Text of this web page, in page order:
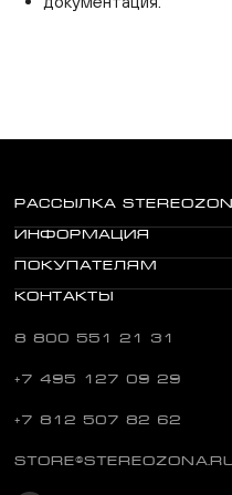
РАССЫЛКА
ИНФОРМАЦИЯ
ПОКУПАТЕЛЯМ
КОНТАКТЫ
8 800 551 21 31
+7 495 127 09 29
+7 812 507 82 62
STORE@STEREOZONA.RU